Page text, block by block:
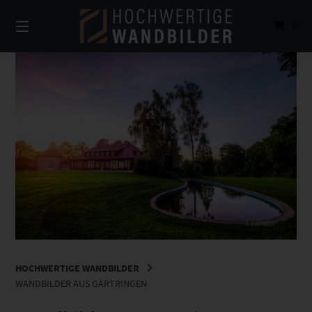
zum
Inhalt
HOCHWERTIGE WANDBILDER
WANDBILDER AUS GÄRTRINGEN